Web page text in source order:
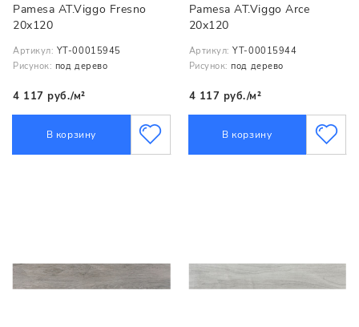
Pamesa AT.Viggo Fresno
20x120
Артикул: YT-00015945
Рисунок: под дерево
4 117 руб./м²
В корзину
Pamesa AT.Viggo Arce
20x120
Артикул: YT-00015944
Рисунок: под дерево
4 117 руб./м²
В корзину